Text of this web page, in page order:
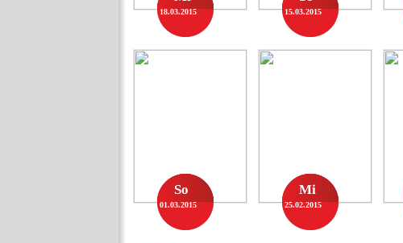
18.03.2015 15.03.2015
So
01.03.2015
Mi
25.02.2015